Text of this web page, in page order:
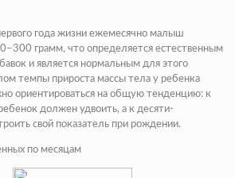
года жизни ежемесячно малыш
грамм, что определяется естественным
и является нормальным для этого
темпы прироста массы тела у ребенка
ориентироваться на общую тенденцию: к
должен удвоить, а к десяти-
свой показатель при рождении.
по месяцам